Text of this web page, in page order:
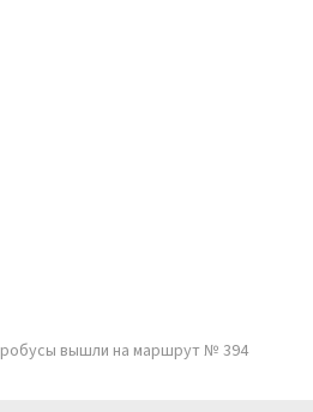
вышли на маршрут № 394